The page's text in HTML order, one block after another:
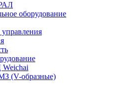
оборудование
Weichai
(V-образные)